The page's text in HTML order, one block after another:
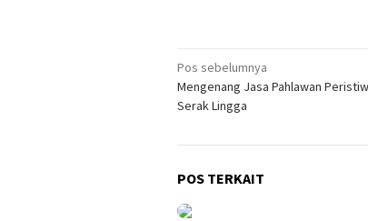
Navigasi
pos
Pos sebelumnya
Mengenang Jasa Pahlawan
Serak Lingga
POS TERKAIT